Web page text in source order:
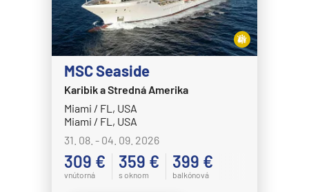
MSC Seaside
Karibik a Stredná Amerika
Miami / FL, USA
Miami / FL, USA
31. 08. - 04. 09. 2026
309 €
vnútorná
359 €
s oknom
399 €
balkónová